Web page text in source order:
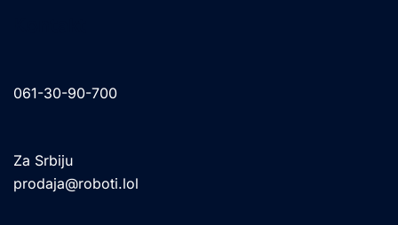
061-30-90-700
Za Srbiju
prodaja@roboti.lol